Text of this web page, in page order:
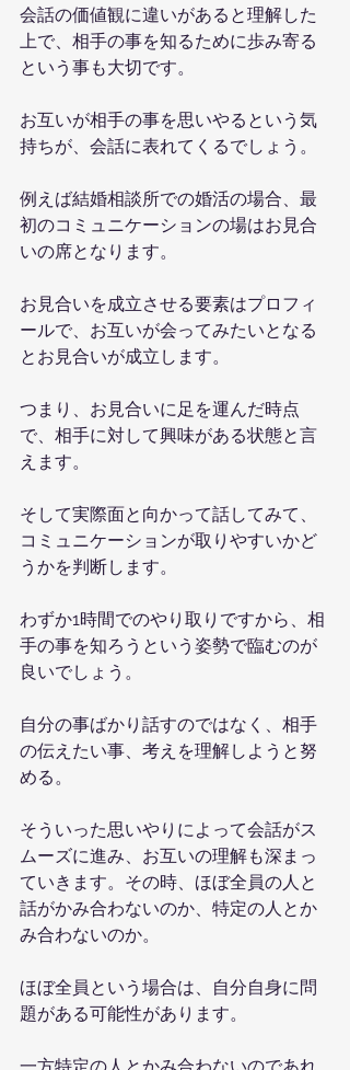
会話の価値観に違いがあると理解した
上で、相手の事を知るために歩み寄る
という事も大切です。
お互いが相手の事を思いやるという気
持ちが、会話に表れてくるでしょう。
例えば結婚相談所での婚活の場合、最
初のコミュニケーションの場はお見合
いの席となります。
お見合いを成立させる要素はプロフィ
ールで、お互いが会ってみたいとなる
とお見合いが成立します。
つまり、お見合いに足を運んだ時点
で、相手に対して興味がある状態と言
えます。
そして実際面と向かって話してみて、
コミュニケーションが取りやすいかど
うかを判断します。
わずか1時間でのやり取りですから、相
手の事を知ろうという姿勢で臨むのが
良いでしょう。
自分の事ばかり話すのではなく、相手
の伝えたい事、考えを理解しようと努
める。
そういった思いやりによって会話がス
ムーズに進み、お互いの理解も深まっ
ていきます。その時、ほぼ全員の人と
話がかみ合わないのか、特定の人とか
み合わないのか。
ほぼ全員という場合は、自分自身に問
題がある可能性があります。